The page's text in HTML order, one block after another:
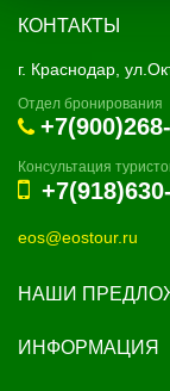
КОНТАКТЫ
г. Краснодар,
Отдел бронирования
Консультация
eos@eostour.ru
НАШИ
ИНФОРМАЦИЯ